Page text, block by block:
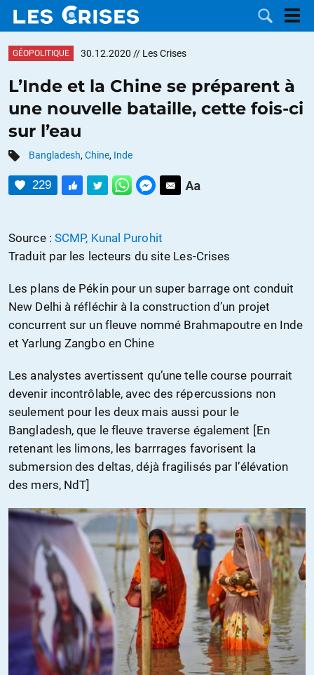
DOSSIERS
CATÉGORIES
MOTS CLÉS
CONTACTER
FAIRE UN
DON
GÉOPOLITIQUE 30.12.2020 // Les Crises
L’Inde et la Chine se préparent à
une nouvelle bataille, cette fois-ci
sur l’eau
Bangladesh, Chine, Inde
229
Source : SCMP, Kunal Purohit
Traduit par les lecteurs du site Les-Crises
Les plans de Pékin pour un super barrage ont conduit
New Delhi à réfléchir à la construction d’un projet
concurrent sur un fleuve nommé Brahmapoutre en Inde
et Yarlung Zangbo en Chine
Les analystes avertissent qu’une telle course pourrait
devenir incontrôlable, avec des répercussions non
seulement pour les deux mais aussi pour le
Bangladesh, que le fleuve traverse également [En
retenant les limons, les barrrages favorisent la
submersion des deltas, déjà fragilisés par l’élévation
des mers, NdT]